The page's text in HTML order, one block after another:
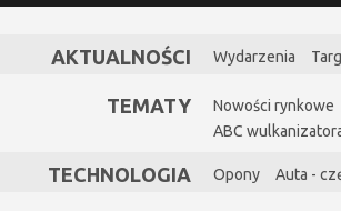
AKTUALNOŚCI Wydarzenia
TEMATY Nowości rynkowe
ABC
TECHNOLOGIA Opony Auta -